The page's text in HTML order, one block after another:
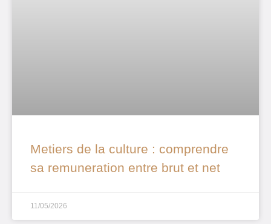
Metiers de la culture : comprendre
sa remuneration entre brut et net
11/05/2026